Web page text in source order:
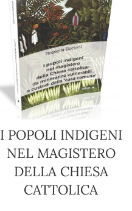
I POPOLI INDIGENI
NEL MAGISTERO
DELLA CHIESA
CATTOLICA